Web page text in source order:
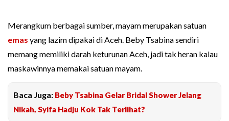
Merangkum berbagai sumber, mayam merupakan satuan
emas yang lazim dipakai di Aceh. Beby Tsabina sendiri
memang memiliki darah keturunan Aceh, jadi tak heran kalau
maskawinnya memakai satuan mayam.
Baca Juga: Beby Tsabina Gelar Bridal Shower Jelang
Nikah, Syifa Hadju Kok Tak Terlihat?